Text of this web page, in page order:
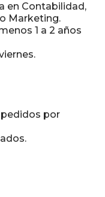
en Contabilidad,
Marketing.
1 a 2 años
por